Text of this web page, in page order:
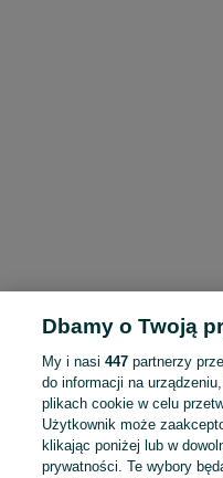
Dbamy o Twoją
My i nasi447 partnerzy
do informacji na
plikach cookie w celu
Użytkownik może
klikając poniżej lub w
prywatności. Te wybory